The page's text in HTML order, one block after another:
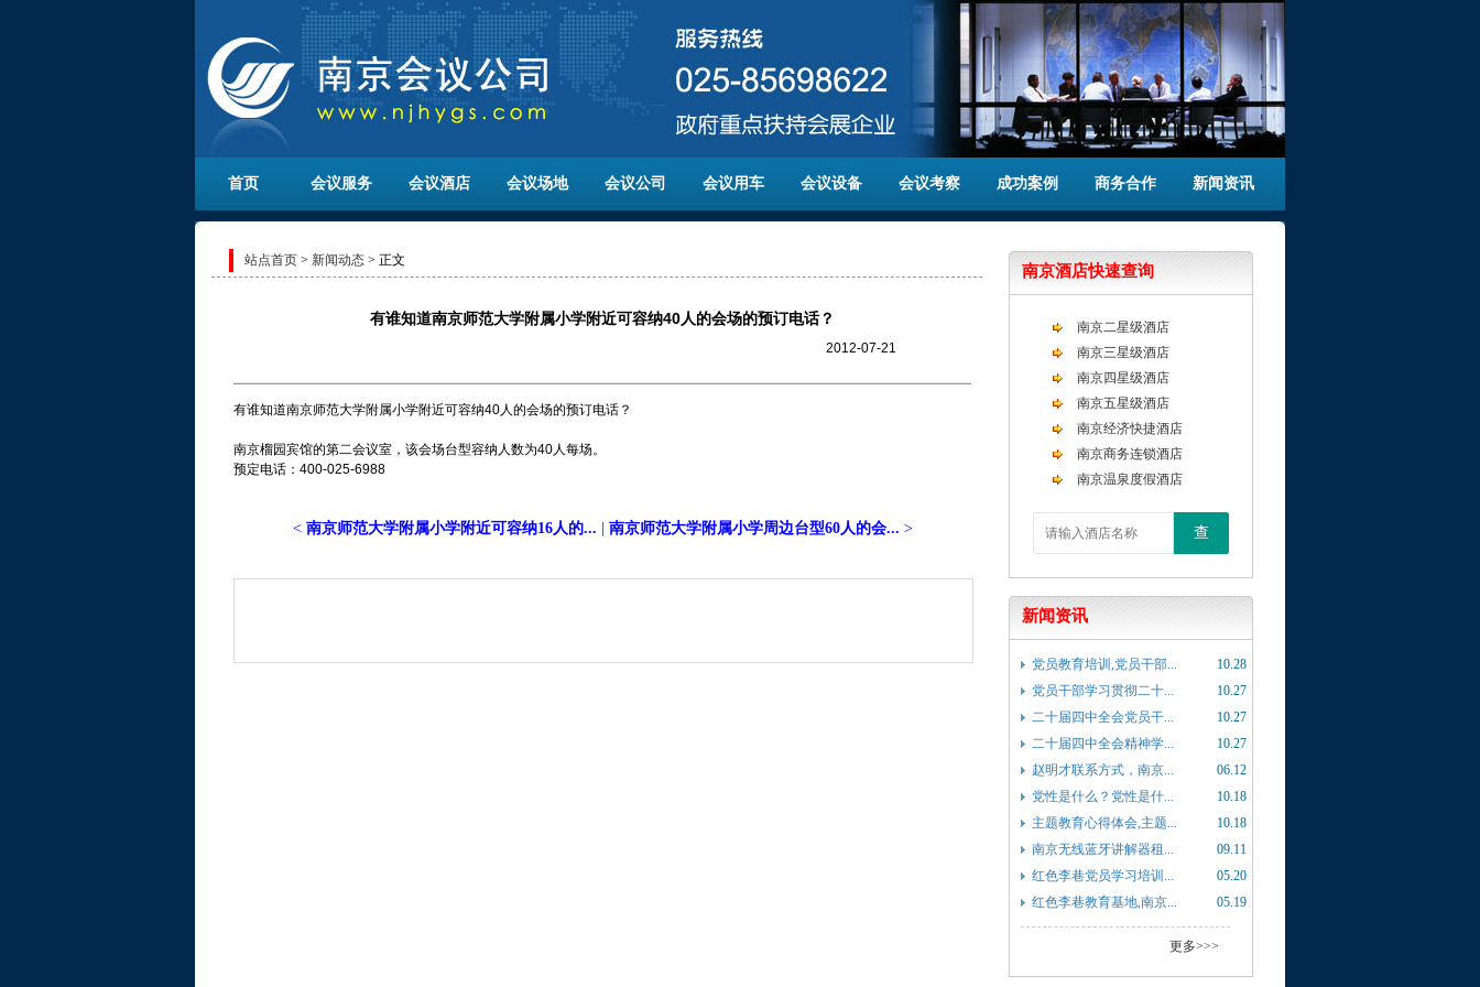
首页 会议服务 会议酒店 会议场地 会议公司 会议用车 会议设备 会议考察 成功案例 商务合作 新闻资讯
站点首页 > 新闻动态 > 正文
有谁知道南京师范大学附属小学附近可容纳40人的会场的预订电话？
2012-07-21
有谁知道南京师范大学附属小学附近可容纳40人的会场的预订电话？
南京榴园宾馆的第二会议室，该会场台型容纳人数为40人每场。
预定电话：400-025-6988
< 南京师范大学附属小学附近可容纳16人的... 南京师范大学附属小学周边台型60人的会... >
南京酒店快速查询
南京二星级酒店
南京三星级酒店
南京四星级酒店
南京五星级酒店
南京经济快捷酒店
南京商务连锁酒店
南京温泉度假酒店
查
新闻资讯
10.28
党员教育培训,党员干部...
10.27
党员干部学习贯彻二十...
10.27
二十届四中全会党员干...
10.27
二十届四中全会精神学...
06.12
赵明才联系方式，南京...
10.18
党性是什么？党性是什...
10.18
主题教育心得体会,主题...
09.11
南京无线蓝牙讲解器租...
05.20
红色李巷党员学习培训...
05.19
红色李巷教育基地,南京...
更多>>>